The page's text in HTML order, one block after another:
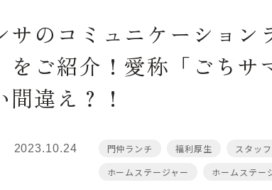
サのコミュニケーション
をご紹介！愛称「ごちサ
間違え？！
2023.10.24 門仲ランチ 福利厚生 スタッ
ホームステージャー
ホームステー